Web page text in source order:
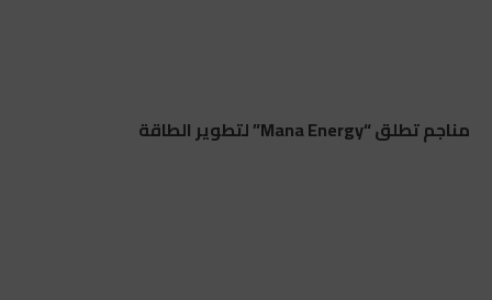
مناجم تطلق “Mana Energy” لتطوير الطاقة